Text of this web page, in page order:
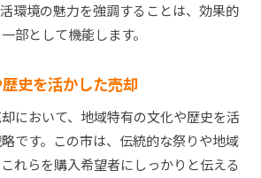
環境の魅力を強調することは、効果的
部として機能します。
史を活かした売却
において、地域特有の文化や歴史を活
です。この市は、伝統的な祭りや地域
れらを購入希望者にしっかりと伝える